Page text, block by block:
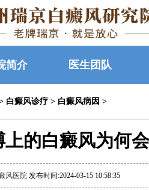
简介 医生团队
白癜风诊疗 > 白癜风病因 >
上的白癜风为何
风医院 发布时间:2024-03-15 10:58:35